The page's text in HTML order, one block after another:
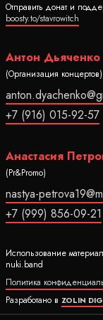
Отправить донат и
boosty.to/stavrowitch
Антон Дьяченко
(Организация концертов)
+7 (916) 015-92-57
Анастасия
(Pr&Promo)
nastya-
+7 (999) 856-09-21
Использование
nuki.band
Политика
Разработано в ZOLIN